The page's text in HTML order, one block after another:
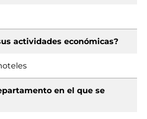
actividades económicas?
en el que se